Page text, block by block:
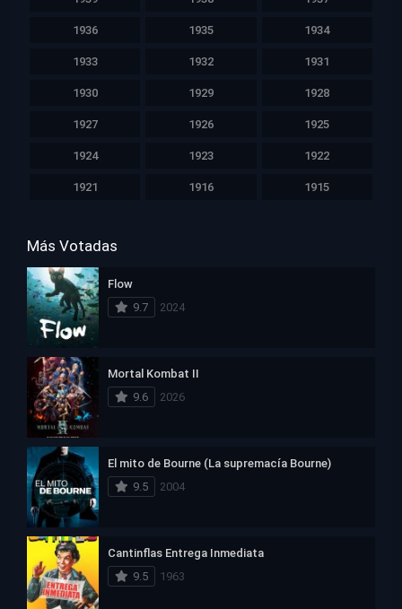
1936 1935 1934
1933 1932 1931
1930 1929 1928
1927 1926 1925
1924 1923 1922
1921 1916 1915
Más Votadas
Flow
9.7
2024
Mortal Kombat II
9.6
2026
El mito de Bourne (La supremacía Bourne)
9.5
2004
Cantinflas Entrega Inmediata
9.5
1963